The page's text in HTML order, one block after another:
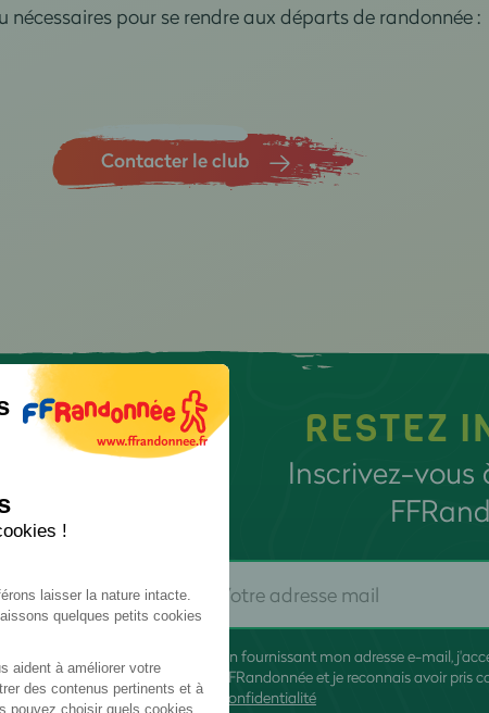
nécessaires pour se rendre aux départs de randonnée :
Contacter le club
RESTEZ
Inscrivez-vous
En fournissant mon adresse e-mail,
FFRandonnée et je reconnais avoir pris
confidentialité
!
laisser la nature intacte.
quelques petits cookies
aident à améliorer votre
des contenus pertinents et à
pouvez choisir quels cookies